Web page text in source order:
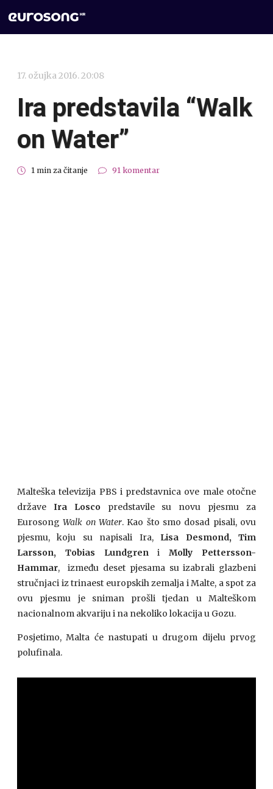
17. ožujka 2016. 20:08
Ira predstavila “Walk
on Water”
1 min za čitanje 91 komentar
Malteška televizija PBS i predstavnica ove male otočne
države Ira Losco predstavile su novu pjesmu za
EurosongWalk on Water. Kao što smo dosad pisali, ovu
pjesmu, koju su napisali Ira, Lisa Desmond, Tim
Larsson, Tobias Lundgreni Molly Pettersson-
Hammar, između deset pjesama su izabrali glazbeni
stručnjaci iz trinaest europskih zemalja i Malte, a spot za
ovu pjesmu je sniman prošli tjedan u Malteškom
nacionalnom akvariju i na nekoliko lokacija u Gozu.
Posjetimo, Malta će nastupati u drugom dijelu prvog
polufinala.